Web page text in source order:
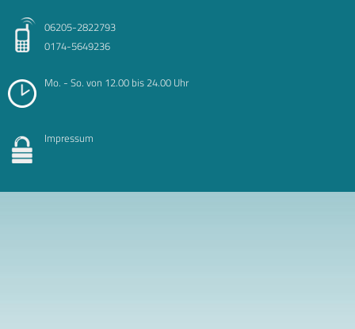
06205-2822793
0174-5649236
Mo. - So. von 12.00 bis 24.00 Uhr
Impressum